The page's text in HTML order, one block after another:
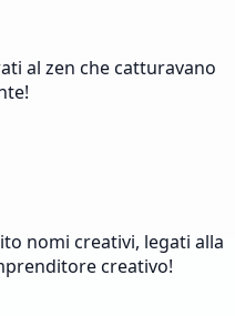
al zen che catturavano
nomi creativi, legati alla
creativo!